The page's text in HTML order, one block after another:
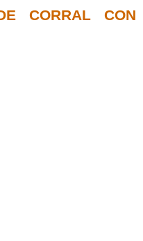
CORRAL CON